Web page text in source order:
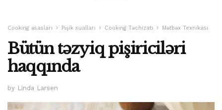
Cooking əsasları Pişik sualları Cooking Təchizatı Mətbəx Texnikası
Bütün təzyiq pişiriciləri
haqqında
by Linda Larsen